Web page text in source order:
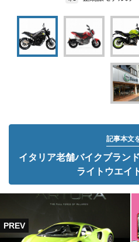
記事本文
イタリア老舗バイクブラン
ライトウエイ